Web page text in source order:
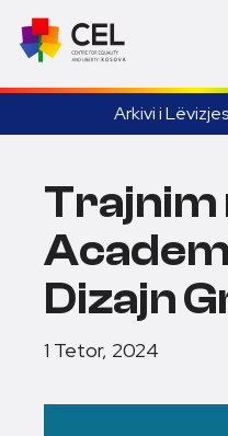
Arkivi i
Trajnim
Dizajn
1 Tetor, 2024